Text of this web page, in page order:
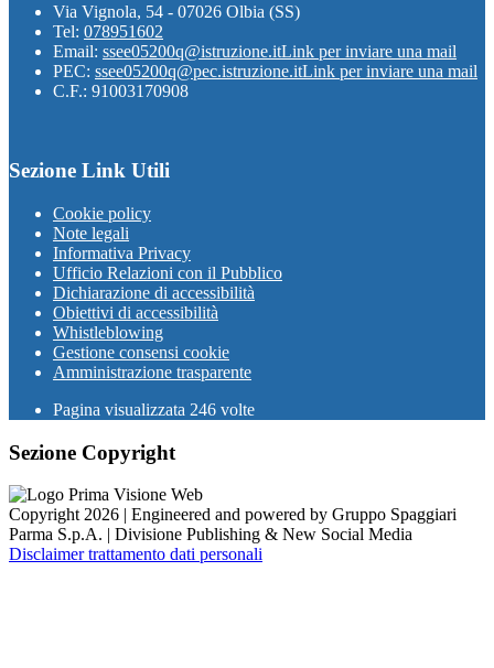
Via Vignola, 54 - 07026 Olbia (SS)
Tel: 078951602
Email: ssee05200q@istruzione.itLink per inviare una mail
PEC: ssee05200q@pec.istruzione.itLink per inviare una mail
C.F.: 91003170908
Sezione Link Utili
Cookie policy
Note legali
Informativa Privacy
Ufficio Relazioni con il Pubblico
Dichiarazione di accessibilità
Obiettivi di accessibilità
Whistleblowing
Gestione consensi cookie
Amministrazione trasparente
Pagina visualizzata 246 volte
Sezione Copyright
Copyright 2026 | Engineered and powered by Gruppo Spaggiari
Parma S.p.A. | Divisione Publishing & New Social Media
Disclaimer trattamento dati personali